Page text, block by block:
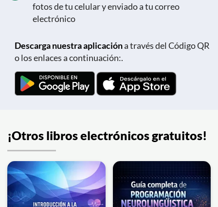
fotos de tu celular y enviado a tu correo
electrónico
Descarga nuestra aplicacióna través del Código QR
o los enlaces a continuación:.
¡Otros libros electrónicos gratuitos!